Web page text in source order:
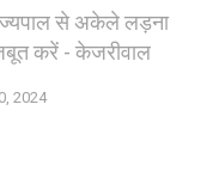
से अकेले लड़ना
करें - केजरीवाल
2024